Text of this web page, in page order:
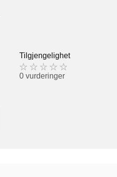
Tilgjengelighet
0 vurderinger